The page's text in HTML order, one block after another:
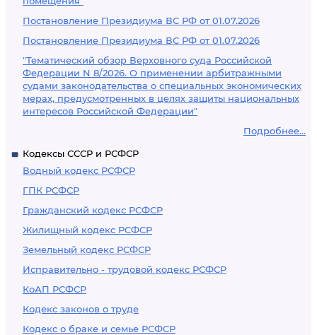
Постановление Президиума ВС РФ от 01.07.2026
Постановление Президиума ВС РФ от 01.07.2026
"Тематический обзор Верховного суда Российской
Федерации N 8/2026. О применении арбитражными
судами законодательства о специальных экономических
мерах, предусмотренных в целях защиты национальных
интересов Российской Федерации"
Подробнее...
Кодексы СССР и РСФСР
Водный кодекс РСФСР
ГПК РСФСР
Гражданский кодекс РСФСР
Жилищный кодекс РСФСР
Земельный кодекс РСФСР
Исправительно - трудовой кодекс РСФСР
КоАП РСФСР
Кодекс законов о труде
Кодекс о браке и семье РСФСР